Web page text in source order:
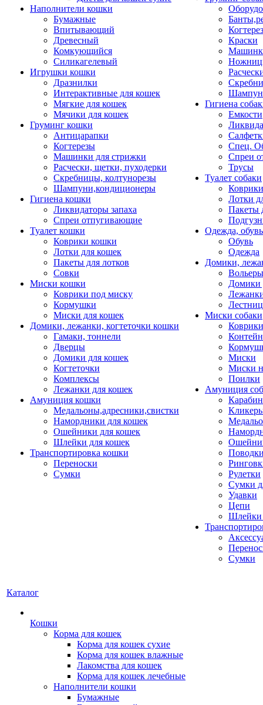
Наполнители кошки
Бумажные
Впитывающий
Древесный
Комкующийся
Силикагелевый
Игрушки кошки
Дразнилки
Интерактивные для кошек
Мягкие для кошек
Мячики для кошек
Груминг кошки
Антицарапки
Когтерезы
Машинки для стрижки
Расчески, щетки, пуходерки
Скребницы, колтунорезы
Шампуни,кондиционеры
Гигиена кошки
Ликвидаторы запаха
Спреи отпугивающие
Туалет кошки
Коврики кошки
Лотки для кошек
Пакеты для лотков
Совки
Миски кошки
Коврики под миску
Кормушки
Миски для кошек
Домики, лежанки, когтеточки кошки
Гамаки, тоннели
Дверцы
Домики для кошек
Когтеточки
Комплексы
Лежанки для кошек
Амуниция кошки
Медальоны,адресники,свистки
Намордники для кошек
Ошейники для кошек
Шлейки для кошек
Транспортировка кошки
Переноски
Сумки
Краски
Гигиена
Емкости
Спец.
Спреи
Трусы
Туалет собаки
Коврики
Лотки
Пакеты
Одежда, обувь
Обувь
Одежда
Домики,
Домики
Миски собаки
Миски
Миски
Поилки
Амуниция
Рулетки
Сумки
Удавки
Цепи
Шлейки
Сумки
Каталог
Кошки
Корма для кошек
Корма для кошек сухие
Корма для кошек влажные
Лакомства для кошек
Корма для кошек лечебные
Наполнители кошки
Бумажные